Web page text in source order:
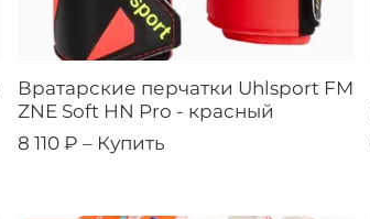
Вратарские перчатки Uhlsport FM
ZNE Soft HN Pro - красный
8 110 ₽ – Купить